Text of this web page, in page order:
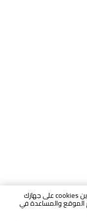
بالنقر فوق «متابعة»، فإنك توافق على تخزين cookies على جهازك
الموقع والمساعدة في